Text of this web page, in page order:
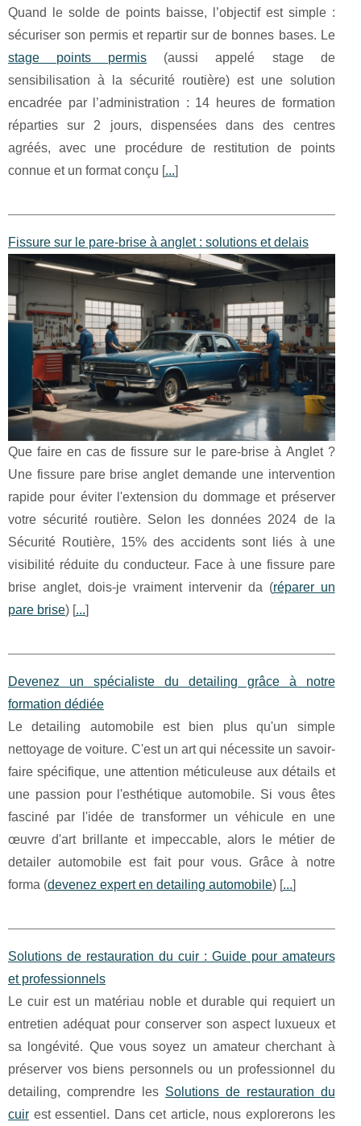
Quand le solde de points baisse, l’objectif est simple :
sécuriser son permis et repartir sur de bonnes bases. Le
stage points permis (aussi appelé stage de
sensibilisation à la sécurité routière) est une solution
encadrée par l’administration : 14 heures de formation
réparties sur 2 jours, dispensées dans des centres
agréés, avec une procédure de restitution de points
connue et un format conçu [...]
Fissure sur le pare-brise à anglet : solutions et delais
Que faire en cas de fissure sur le pare-brise à Anglet ?
Une fissure pare brise anglet demande une intervention
rapide pour éviter l'extension du dommage et préserver
votre sécurité routière. Selon les données 2024 de la
Sécurité Routière, 15% des accidents sont liés à une
visibilité réduite du conducteur. Face à une fissure pare
brise anglet, dois-je vraiment intervenir da (réparer un
pare brise) [...]
Devenez un spécialiste du detailing grâce à notre
formation dédiée
Le detailing automobile est bien plus qu'un simple
nettoyage de voiture. C'est un art qui nécessite un savoir-
faire spécifique, une attention méticuleuse aux détails et
une passion pour l'esthétique automobile. Si vous êtes
fasciné par l'idée de transformer un véhicule en une
œuvre d'art brillante et impeccable, alors le métier de
detailer automobile est fait pour vous. Grâce à notre
forma (devenez expert en detailing automobile) [...]
Solutions de restauration du cuir : Guide pour amateurs
et professionnels
Le cuir est un matériau noble et durable qui requiert un
entretien adéquat pour conserver son aspect luxueux et
sa longévité. Que vous soyez un amateur cherchant à
préserver vos biens personnels ou un professionnel du
detailing, comprendre les Solutions de restauration du
cuir est essentiel. Dans cet article, nous explorerons les